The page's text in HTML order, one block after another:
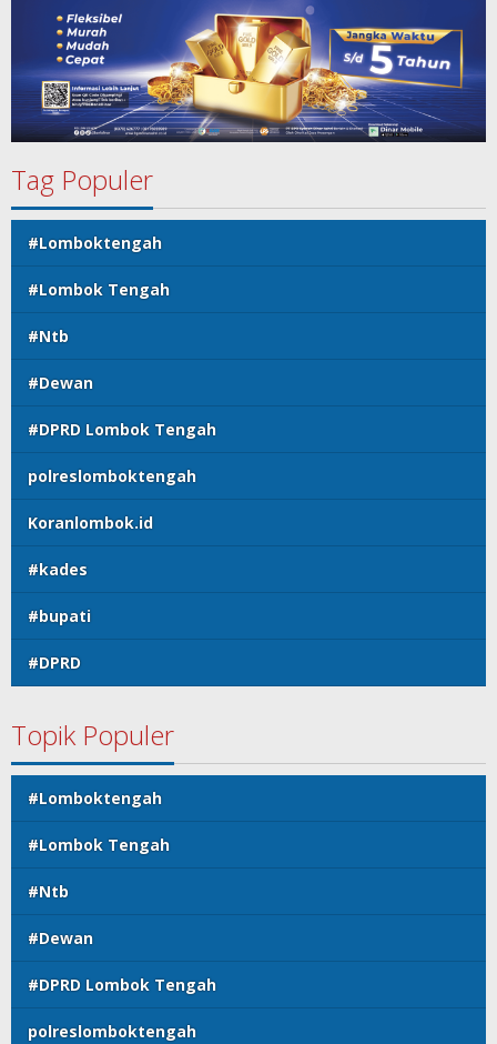
Tag Populer
#Lomboktengah
#Lombok Tengah
#Ntb
#Dewan
#DPRD Lombok Tengah
polreslomboktengah
Koranlombok.id
#kades
#bupati
#DPRD
Topik Populer
#Lomboktengah
#Lombok Tengah
#Ntb
#Dewan
#DPRD Lombok Tengah
polreslomboktengah